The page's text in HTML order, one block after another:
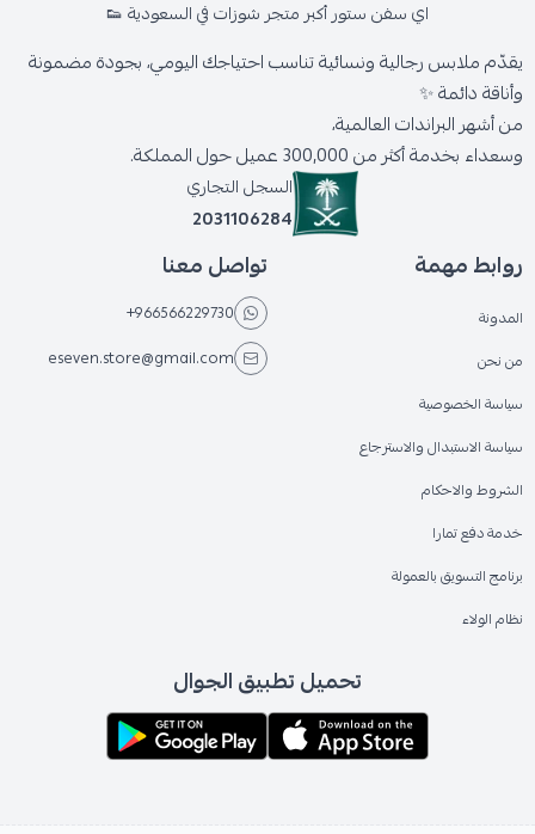
اي سفن ستور أكبر متجر شوزات في السعودية 👟
يقدّم ملابس رجالية ونسائية تناسب احتياجك اليومي، بجودة مضمونة
وأناقة دائمة ✨
من أشهر البراندات العالمية،
وسعداء بخدمة أكثر من 300,000 عميل حول المملكة.
السجل التجاري
2031106284
روابط مهمة
المدونة
من نحن
سياسة الخصوصية
سياسة الاستبدال والاسترجاع
الشروط والاحكام
خدمة دفع تمارا
برنامج التسويق بالعمولة
نظام الولاء
تواصل معنا
+966566229730
eseven.store@gmail.com
تحميل تطبيق الجوال